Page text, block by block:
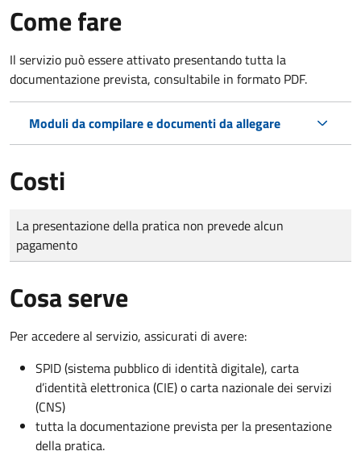
Come fare
Il servizio può essere attivato presentando tutta la
documentazione prevista, consultabile in formato PDF.
Moduli da compilare e documenti da allegare
Costi
Tipo di pagamento
Importo
La presentazione della pratica non prevede alcun
pagamento
Cosa serve
Per accedere al servizio, assicurati di avere:
SPID (sistema pubblico di identità digitale), carta
d’identità elettronica (CIE) o carta nazionale dei servizi
(CNS)
tutta la documentazione prevista per la presentazione
della pratica.